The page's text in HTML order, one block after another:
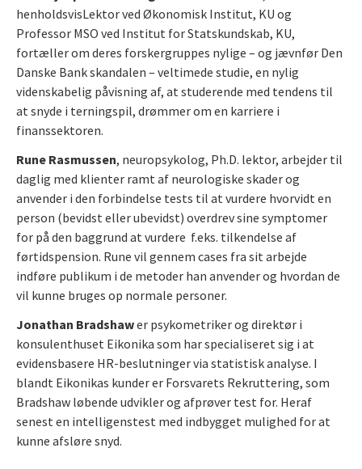
henholdsvisLektor ved Økonomisk Institut, KU og
Professor MSO ved Institut for Statskundskab, KU,
fortæller om deres forskergruppes nylige – og jævnfør Den
Danske Bank skandalen – veltimede studie, en nylig
videnskabelig påvisning af, at studerende med tendens til
at snyde i terningspil, drømmer om en karriere i
finanssektoren.
Rune Rasmussen, neuropsykolog, Ph.D. lektor, arbejder til
daglig med klienter ramt af neurologiske skader og
anvender i den forbindelse tests til at vurdere hvorvidt en
person (bevidst eller ubevidst) overdrev sine symptomer
for på den baggrund at vurdere f.eks. tilkendelse af
førtidspension. Rune vil gennem cases fra sit arbejde
indføre publikum i de metoder han anvender og hvordan de
vil kunne bruges op normale personer.
Jonathan Bradshawer psykometriker og direktør i
konsulenthuset Eikonika som har specialiseret sig i at
evidensbasere HR-beslutninger via statistisk analyse. I
blandt Eikonikas kunder er Forsvarets Rekruttering, som
Bradshaw løbende udvikler og afprøver test for. Heraf
senest en intelligenstest med indbygget mulighed for at
kunne afsløre snyd.